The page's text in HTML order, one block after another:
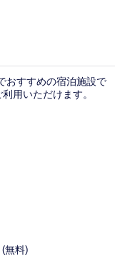
おすすめの宿泊施設で
用いただけます。
(無料)